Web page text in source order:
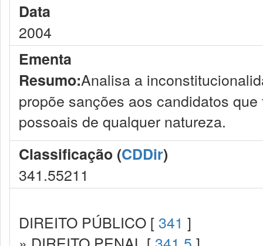
Data
2004
Ementa
Resumo:Analisa a
propõe sanções aos candidatos
possoais de qualquer natureza.
Classificação (CDDir)
341.55211
DIREITO PÚBLICO [ 341 ]